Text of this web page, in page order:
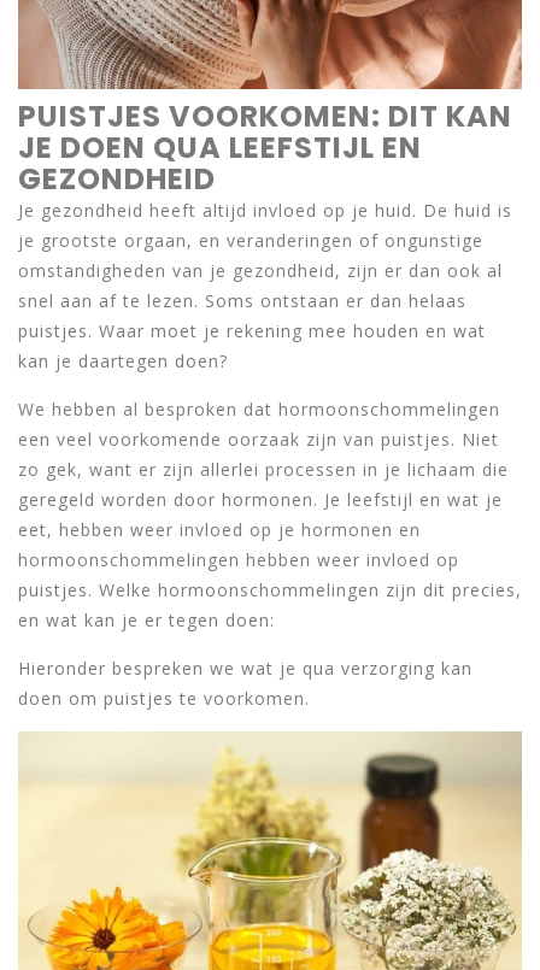
PUISTJES VOORKOMEN: DIT KAN
JE DOEN QUA LEEFSTIJL EN
GEZONDHEID
Je gezondheid heeft altijd invloed op je huid. De huid is
je grootste orgaan, en veranderingen of ongunstige
omstandigheden van je gezondheid, zijn er dan ook al
snel aan af te lezen. Soms ontstaan er dan helaas
puistjes. Waar moet je rekening mee houden en wat
kan je daartegen doen?
We hebben al besproken dat hormoonschommelingen
een veel voorkomende oorzaak zijn van puistjes. Niet
zo gek, want er zijn allerlei processen in je lichaam die
geregeld worden door hormonen. Je leefstijl en wat je
eet, hebben weer invloed op je hormonen en
hormoonschommelingen hebben weer invloed op
puistjes. Welke hormoonschommelingen zijn dit precies,
en wat kan je er tegen doen:
Hieronder bespreken we wat je qua verzorging kan
doen om puistjes te voorkomen.